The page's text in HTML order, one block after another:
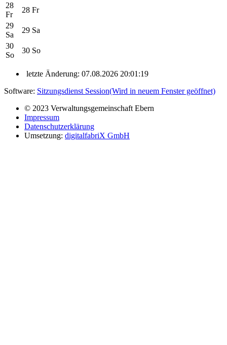
28
Fr
28 Fr
29
Sa
29 Sa
30
So
30 So
letzte Änderung: 07.08.2026 20:01:19
Software: Sitzungsdienst Session(Wird in neuem Fenster geöffnet)
© 2023 Verwaltungsgemeinschaft Ebern
Impressum
Datenschutzerklärung
Umsetzung: digitalfabriX GmbH